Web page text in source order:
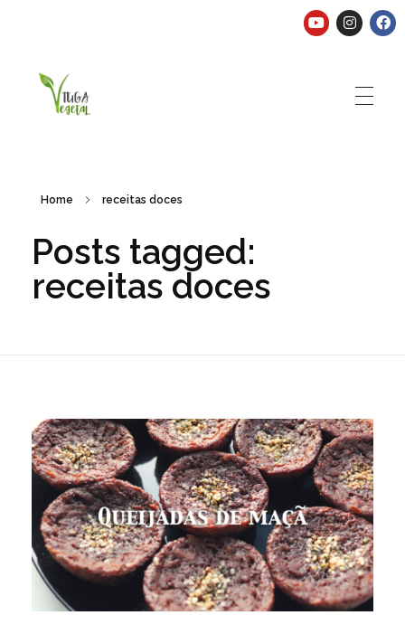
Home receitas doces
Posts tagged:
receitas doces